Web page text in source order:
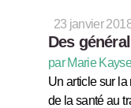
23 janvier
Des
par Marie
Un article sur
de la santé au